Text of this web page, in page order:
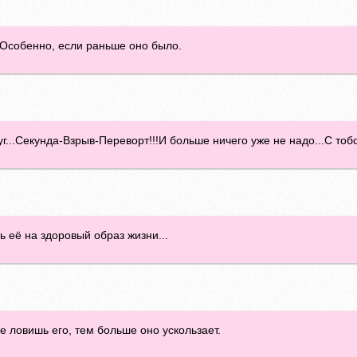
Особенно, если раньше оно было.
Взрыв-Переворт!!!И больше ничего уже не надо...С
eё нa здoрoвый oбрaз жизни...
его, тем больше оно ускользает.